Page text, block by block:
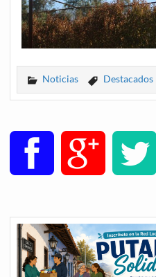
Noticias Destacados